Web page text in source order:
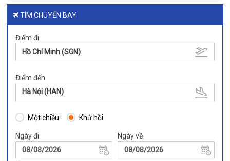
TÌM CHUYẾN BAY
Điểm đi
Hồ Chí Minh (SGN)
Điểm đến
Hà Nội (HAN)
Một chiều Khứ hồi
Ngày đi Ngày về